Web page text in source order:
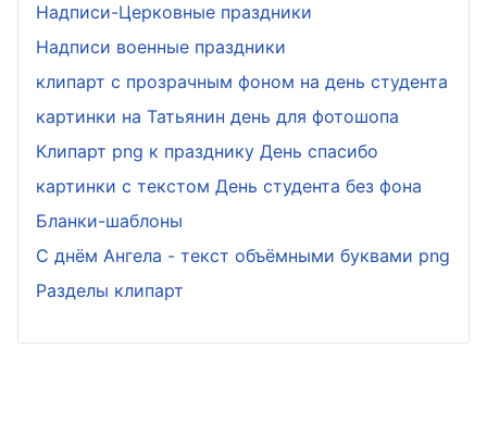
Надписи-Церковные праздники
Надписи военные праздники
клипарт с прозрачным фоном на день студента
картинки на Татьянин день для фотошопа
Клипарт png к празднику День спасибо
картинки с текстом День студента без фона
Бланки-шаблоны
С днём Ангела - текст объёмными буквами png
Разделы клипарт